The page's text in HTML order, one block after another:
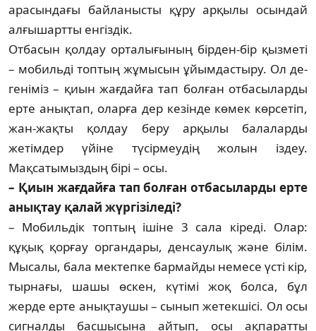
ара­сындағы байланысты құру арқы­лы осындай
алғышартты енгіздік.
Отбасын қолдау орталығының бір­ден-бір қызметі
– мобильді топ­тың жұмысын ұйымдастыру. Ол де­
геніміз – қиын жағдайға тап бол­ған отбасыларды
ерте анықтап, олар­ға дер кезінде көмек көрсетіп,
жан-жақты қолдау беру арқылы ба­лаларды
жетімдер үйіне түсірмеудің жолын іздеу.
Мақсатымыздың бірі – осы.
– Қиын жағдайға тап болған отбасыларды ерте
анықтау қа­лай жүргізіледі?
– Мобильдік топтың ішіне 3 са­ла кіреді. Олар:
құқық қорғау ор­ган­да­ры, денсаулық және білім.
Мыса­лы, бала мектепке бармайды немесе үсті кір,
тырнағы, шашы өскен, кү­ті­мі жоқ болса, бұл
жерде ерте анық­тау­шы – сынып жетекшісі. Ол осы
сиг­налды басшысына айтып, осы ақ­паратты